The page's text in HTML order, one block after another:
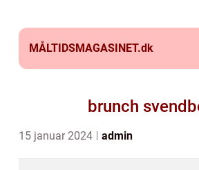
MÅLTIDSMAGASINET.dk
brunch
15 januar 2024 admin